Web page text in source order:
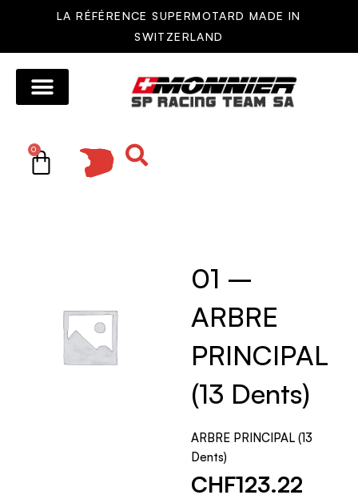
LA RÉFÉRENCE SUPERMOTARD MADE IN
SWITZERLAND
0
01 –
ARBRE
PRINCIPAL
(13 Dents)
ARBRE PRINCIPAL (13
Dents)
CHF123.22